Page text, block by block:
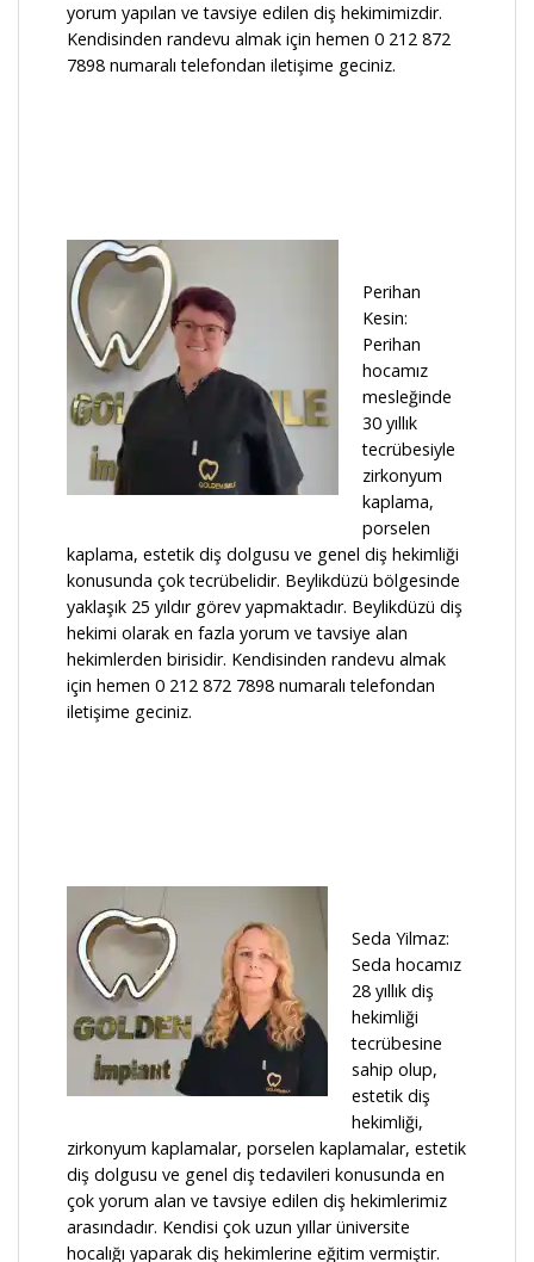
yorum yapılan ve tavsiye edilen diş hekimimizdir.
Kendisinden randevu almak için hemen 0 212 872
7898 numaralı telefondan iletişime geciniz.
Perihan
Kesin:
Perihan
hocamız
mesleğinde
30 yıllık
tecrübesiyle
zirkonyum
kaplama,
porselen
kaplama, estetik diş dolgusu ve genel diş hekimliği
konusunda çok tecrübelidir. Beylikdüzü bölgesinde
yaklaşık 25 yıldır görev yapmaktadır. Beylikdüzü diş
hekimi olarak en fazla yorum ve tavsiye alan
hekimlerden birisidir. Kendisinden randevu almak
için hemen 0 212 872 7898 numaralı telefondan
iletişime geciniz.
Seda Yilmaz:
Seda hocamız
28 yıllık diş
hekimliği
tecrübesine
sahip olup,
estetik diş
hekimliği,
zirkonyum kaplamalar, porselen kaplamalar, estetik
diş dolgusu ve genel diş tedavileri konusunda en
çok yorum alan ve tavsiye edilen diş hekimlerimiz
arasındadır. Kendisi çok uzun yıllar üniversite
hocalığı yaparak diş hekimlerine eğitim vermiştir.